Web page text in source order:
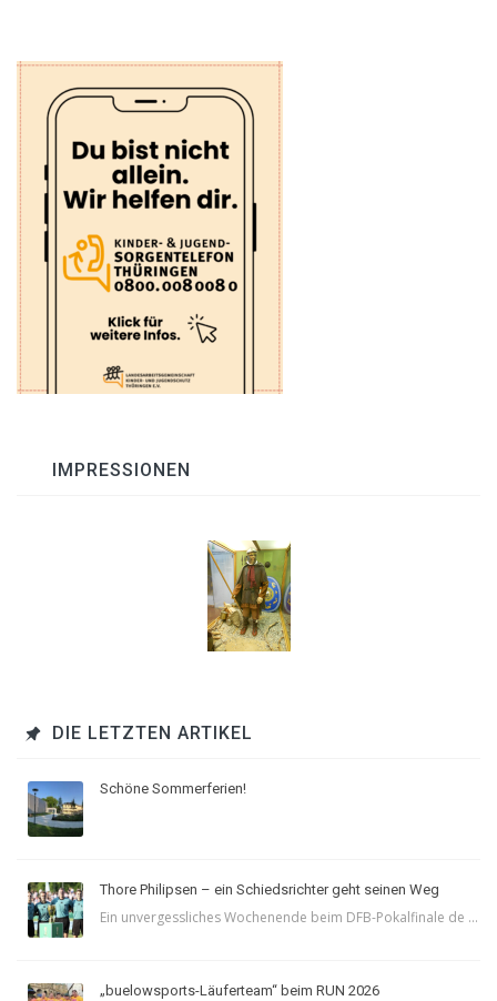
IMPRESSIONEN
DIE LETZTEN ARTIKEL
Schöne Sommerferien!
Thore Philipsen – ein Schiedsrichter geht seinen Weg
Ein unvergessliches Wochenende beim DFB-Pokalfinale de ...
„buelowsports-Läuferteam“ beim RUN 2026